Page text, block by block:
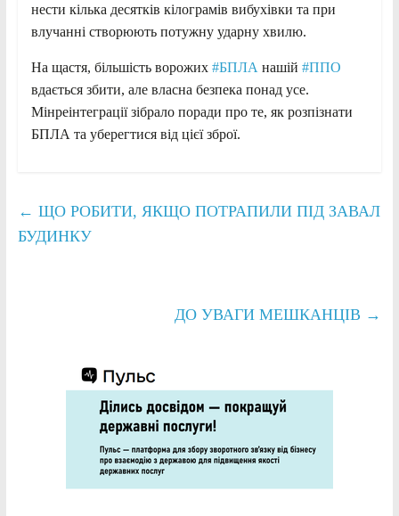
нести кілька десятків кілограмів вибухівки та при
влучанні створюють потужну ударну хвилю.
На щастя, більшість ворожих #БПЛА нашій #ППО
вдається збити, але власна безпека понад усе.
Мінреінтеграції зібрало поради про те, як розпізнати
БПЛА та уберегтися від цієї зброї.
← ЩО РОБИТИ, ЯКЩО ПОТРАПИЛИ ПІД ЗАВАЛ
БУДИНКУ
ДО УВАГИ МЕШКАНЦІВ →